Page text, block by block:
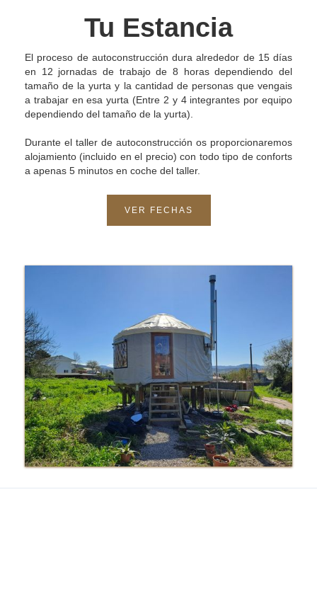
Tu Estancia
El proceso de autoconstrucción dura alrededor de 15 días
en 12 jornadas de trabajo de 8 horas dependiendo del
tamaño de la yurta y la cantidad de personas que vengais
a trabajar en esa yurta (Entre 2 y 4 integrantes por equipo
dependiendo del tamaño de la yurta).
Durante el taller de autoconstrucción os proporcionaremos
alojamiento (incluido en el precio) con todo tipo de conforts
a apenas 5 minutos en coche del taller.
VER FECHAS